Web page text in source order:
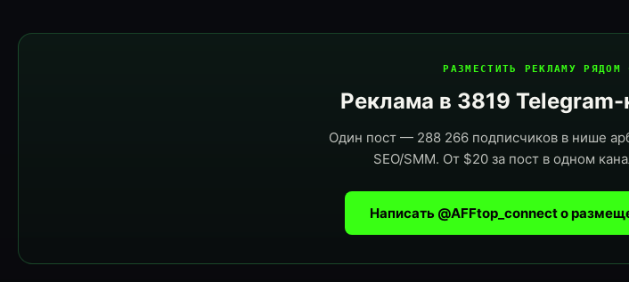
РАЗМЕСТИТЬ РЕКЛАМУ РЯДОМ
Реклама в 3819
Один пост — 288 266 подписчиков в нише
SEO/SMM. От $20 за пост в одном
Написать @AFFtop_connect о